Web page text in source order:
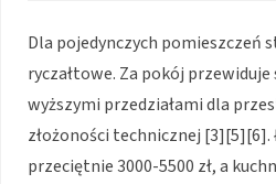
Dla pojedynczych pomieszczeń
ryczałtowe. Za pokój przewiduje
wyższymi przedziałami dla
złożoności technicznej
przeciętnie 3000-5500 zł, a